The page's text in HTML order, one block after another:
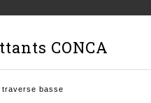
CONCA
basse